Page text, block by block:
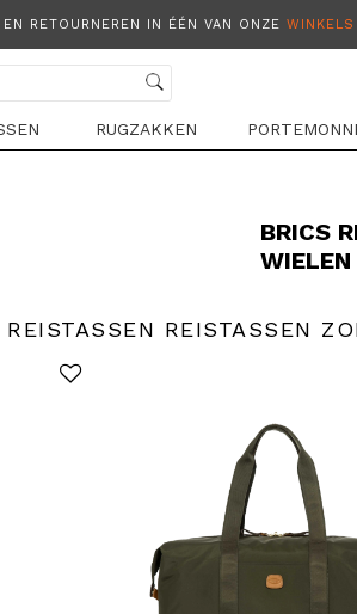
RETOURNEREN IN ÉÉN VAN ONZE WINKELS
RUGZAKKEN
BRICS
WIELEN
REISTASSEN